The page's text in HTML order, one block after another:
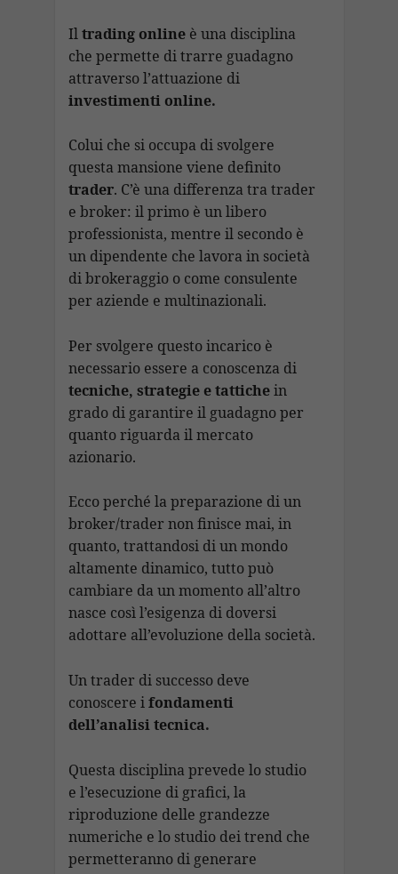
Iltrading onlineè una disciplina
che permette di trarre guadagno
attraverso l’attuazione di
investimenti online.
Colui che si occupa di svolgere
questa mansione viene definito
trader. C’è una differenza tra trader
e broker: il primo è un libero
professionista, mentre il secondo è
un dipendente che lavora in società
di brokeraggio o come consulente
per aziende e multinazionali.
Per svolgere questo incarico è
necessario essere a conoscenza di
tecniche, strategie e tattichein
grado di garantire il guadagno per
quanto riguarda il mercato
azionario.
Ecco perché la preparazione di un
broker/trader non finisce mai, in
quanto, trattandosi di un mondo
altamente dinamico, tutto può
cambiare da un momento all’altro
nasce così l’esigenza di doversi
adottare all’evoluzione della società.
Un trader di successo deve
conoscere ifondamenti
dell’analisi tecnica.
Questa disciplina prevede lo studio
e l’esecuzione di grafici, la
riproduzione delle grandezze
numeriche e lo studio dei trend che
permetteranno di generare